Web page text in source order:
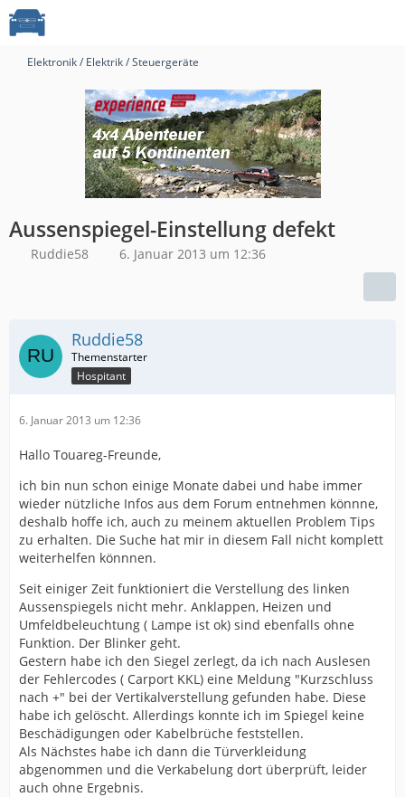
Elektronik / Elektrik / Steuergeräte
Aussenspiegel-Einstellung defekt
Ruddie58 6. Januar 2013 um 12:36
Ruddie58
Hospitant
6. Januar 2013 um 12:36
Hallo Touareg-Freunde,
ich bin nun schon einige Monate dabei und habe immer
wieder nützliche Infos aus dem Forum entnehmen könnne,
deshalb hoffe ich, auch zu meinem aktuellen Problem Tips
zu erhalten. Die Suche hat mir in diesem Fall nicht komplett
weiterhelfen könnnen.
Seit einiger Zeit funktioniert die Verstellung des linken
Aussenspiegels nicht mehr. Anklappen, Heizen und
Umfeldbeleuchtung ( Lampe ist ok) sind ebenfalls ohne
Funktion. Der Blinker geht.
Gestern habe ich den Siegel zerlegt, da ich nach Auslesen
der Fehlercodes ( Carport KKL) eine Meldung "Kurzschluss
nach +" bei der Vertikalverstellung gefunden habe. Diese
habe ich gelöscht. Allerdings konnte ich im Spiegel keine
Beschädigungen oder Kabelbrüche feststellen.
Als Nächstes habe ich dann die Türverkleidung
abgenommen und die Verkabelung dort überprüft, leider
auch ohne Ergebnis.